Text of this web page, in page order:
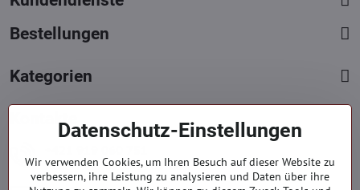
Bestellungen
Kategorien
Kontakte
Mont. - Freit. : 09:00 - 15:00 hod.
Datenschutz-Einstellungen
Wir verwenden Cookies, um Ihren Besuch auf dieser Website zu
verbessern, ihre Leistung zu analysieren und Daten über ihre